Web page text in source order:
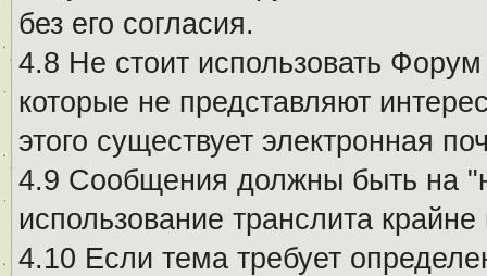
без его согласия.
4.8 Не стоит использовать
которые не представляют
этого существует электронная
4.9 Сообщения должны быть на
использование транслита
4.10 Если тема требует